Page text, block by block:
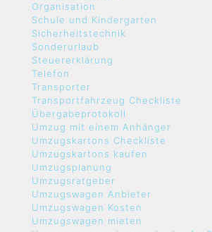
Organisation
Schule und Kindergarten
Sicherheitstechnik
Sonderurlaub
Steuererklärung
Telefon
Transporter
Transportfahrzeug Checkliste
Übergabeprotokoll
Umzug mit einem Anhänger
Umzugskartons Checkliste
Umzugskartons kaufen
Umzugsplanung
Umzugsratgeber
Umzugswagen Anbieter
Umzugswagen Kosten
Umzugswagen mieten